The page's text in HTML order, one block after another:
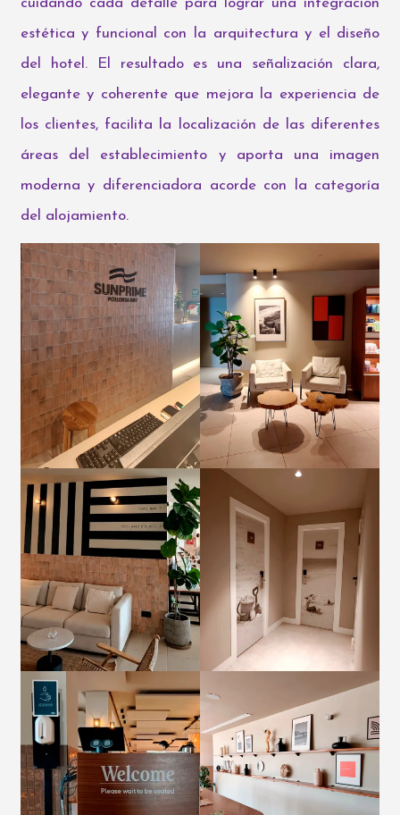
estética y funcional con la arquitectura y el diseño
del hotel. El resultado es una señalización clara,
elegante y coherente que mejora la experiencia de
los clientes, facilita la localización de las diferentes
áreas del establecimiento y aporta una imagen
moderna y diferenciadora acorde con la categoría
del alojamiento.